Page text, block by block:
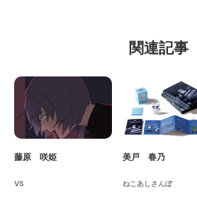
関連記事
藤原 咲姫
VS
美戸 春乃
ねこあしさんぽ